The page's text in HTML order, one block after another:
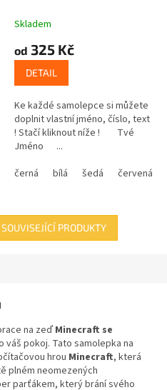
Skladem
od 325 Kč
DETAIL
Ke každé samolepce si můžete
doplnit vlastní jméno, číslo, text
! Stačí kliknout níže ! Tvé
Jméno ...
černá
bílá šedá červená
PRODUKTY
na zeď Minecraft se
váš pokoj. Tato samolepka na
hrou Minecraft, která
plném neomezených
parťákem, který brání svého